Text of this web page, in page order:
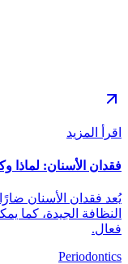
اقرأ المزيد
فقدان الأسنان: لماذا
يُعد فقدان الأسنان
النظافة الجيدة، كما
فعال.
Periodontics